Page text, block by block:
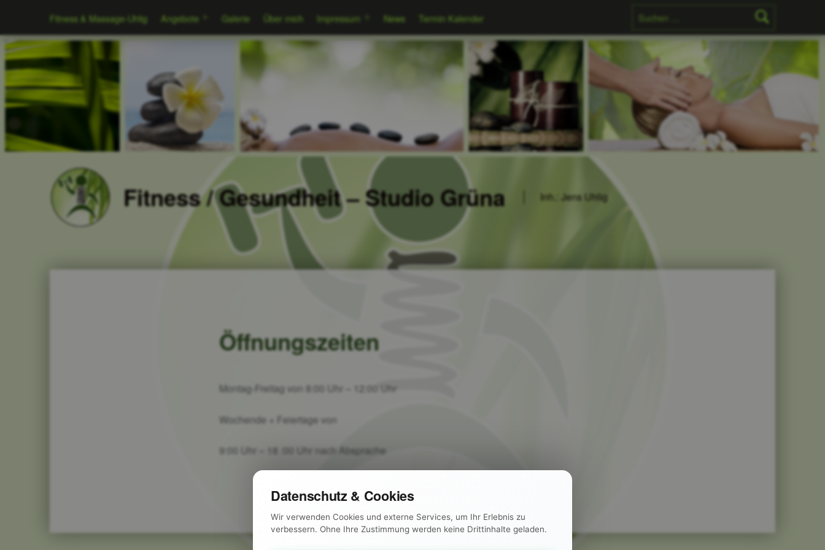
Fitness & Massage-Uhlig
Angebote Galerie Über mich Impressum News Termin Kalender
Fitness / Gesundheit – Studio Grüna Inh.: Jens Uhlig
Öffnungszeiten
Montag-Freitag von 8:00 Uhr – 12:00 Uhr
Wochende + Feiertage von
9:00 Uhr – 18 :00 Uhr nach Absprache
Skip back to main navigation
Datenschutz & Cookies
Wir verwenden Cookies und externe Services, um Ihr Erlebnis zu
verbessern. Ohne Ihre Zustimmung werden keine Drittinhalte geladen.